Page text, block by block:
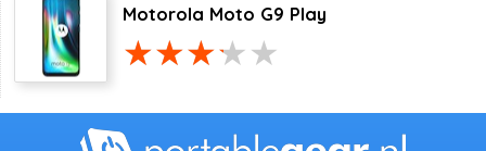
Motorola Moto G9 Play